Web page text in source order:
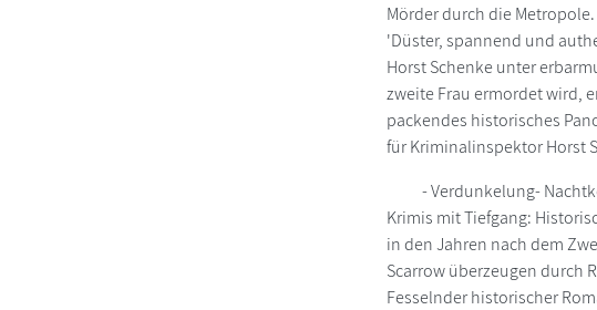
Mörder durch die Metropole.
'Düster, spannend und
Horst Schenke unter
zweite Frau ermordet wird,
packendes historisches
für Kriminalinspektor Horst
- Verdunkelung-
Krimis mit Tiefgang:
in den Jahren nach dem
Scarrow überzeugen durch
Fesselnder historischer